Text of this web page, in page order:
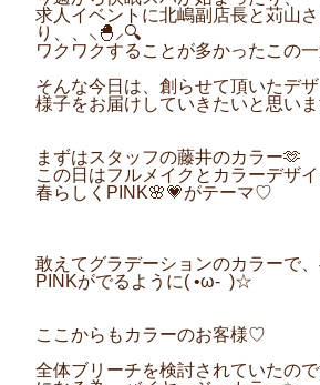
求人イベントに北嶋副店長と苅山
り、、‪⸜‪‪‪‪‪︎🐣⸝‬‪‪🔍
ワクワクすることが多かったこの一
そんな今日は、創らせて頂いたデ
様子をお届けしていきたいと思いま
まずはスタッフの藤井のカラー︎‪🫶
この日はフルメイクとカラーデザイ
春らしくPINK🌸💗がテーマ♡
敢えてグラデーションのカラーで
PINKがでるように( •ω- )☆
ここからもカラーのお客様♡
全体ブリーチを検討されていたの